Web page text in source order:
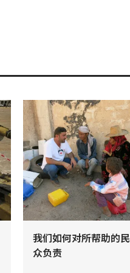
我们如何对所帮助的民
众负责